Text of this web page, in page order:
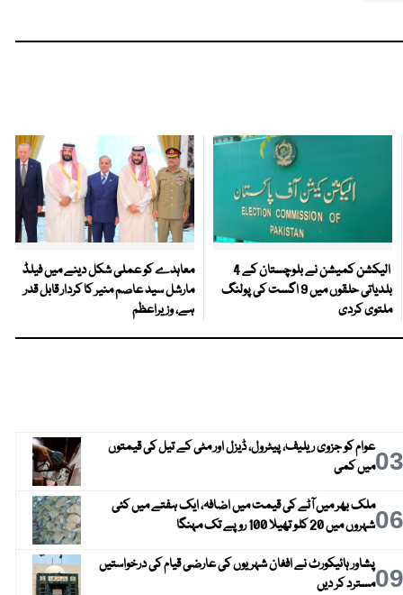
الیکشن کمیشن نے بلوچستان کے 4
بلدیاتی حلقوں میں 9 اگست کی پولنگ
ملتوی کردی
معاہدے کو عملی شکل دینے میں فیلڈ
مارشل سید عاصم منیر کا کردار قابل قدر
ہے، وزیراعظم
03عوام کو جزوی ریلیف، پیٹرول، ڈیزل اور مٹی کے تیل کی قیمتوں
میں کمی
06ملک بھر میں آٹے کی قیمت میں اضافہ، ایک ہفتے میں کئی
شہروں میں 20 کلو تھیلا 100 روپے تک مہنگا
09پشاور ہائیکورٹ نے افغان شہریوں کی عارضی قیام کی درخواستیں
مسترد کر دیں